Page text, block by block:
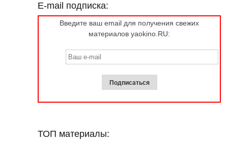
E-mail подписка:
Введите ваш email для получения свежих
материалов yaokino.RU:
ТОП материалы: